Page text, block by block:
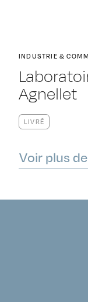
INDUSTRIE &
Agnellet
LIVRÉ
Voir plus